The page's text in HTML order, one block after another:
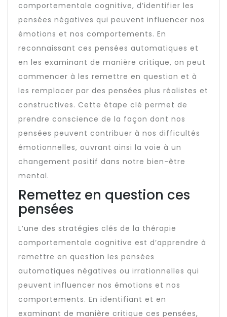
comportementale cognitive, d’identifier les
pensées négatives qui peuvent influencer nos
émotions et nos comportements. En
reconnaissant ces pensées automatiques et
en les examinant de manière critique, on peut
commencer à les remettre en question et à
les remplacer par des pensées plus réalistes et
constructives. Cette étape clé permet de
prendre conscience de la façon dont nos
pensées peuvent contribuer à nos difficultés
émotionnelles, ouvrant ainsi la voie à un
changement positif dans notre bien-être
mental.
Remettez en question ces
pensées
L’une des stratégies clés de la thérapie
comportementale cognitive est d’apprendre à
remettre en question les pensées
automatiques négatives ou irrationnelles qui
peuvent influencer nos émotions et nos
comportements. En identifiant et en
examinant de manière critique ces pensées,